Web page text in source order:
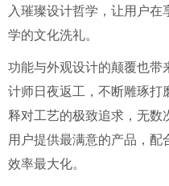
入璀璨设计哲学，让用户
学的文化洗礼。
功能与外观设计的颠覆也带
计师日夜返工，不断雕琢打
释对工艺的极致追求，无数
用户提供最满意的产品，
效率最大化。